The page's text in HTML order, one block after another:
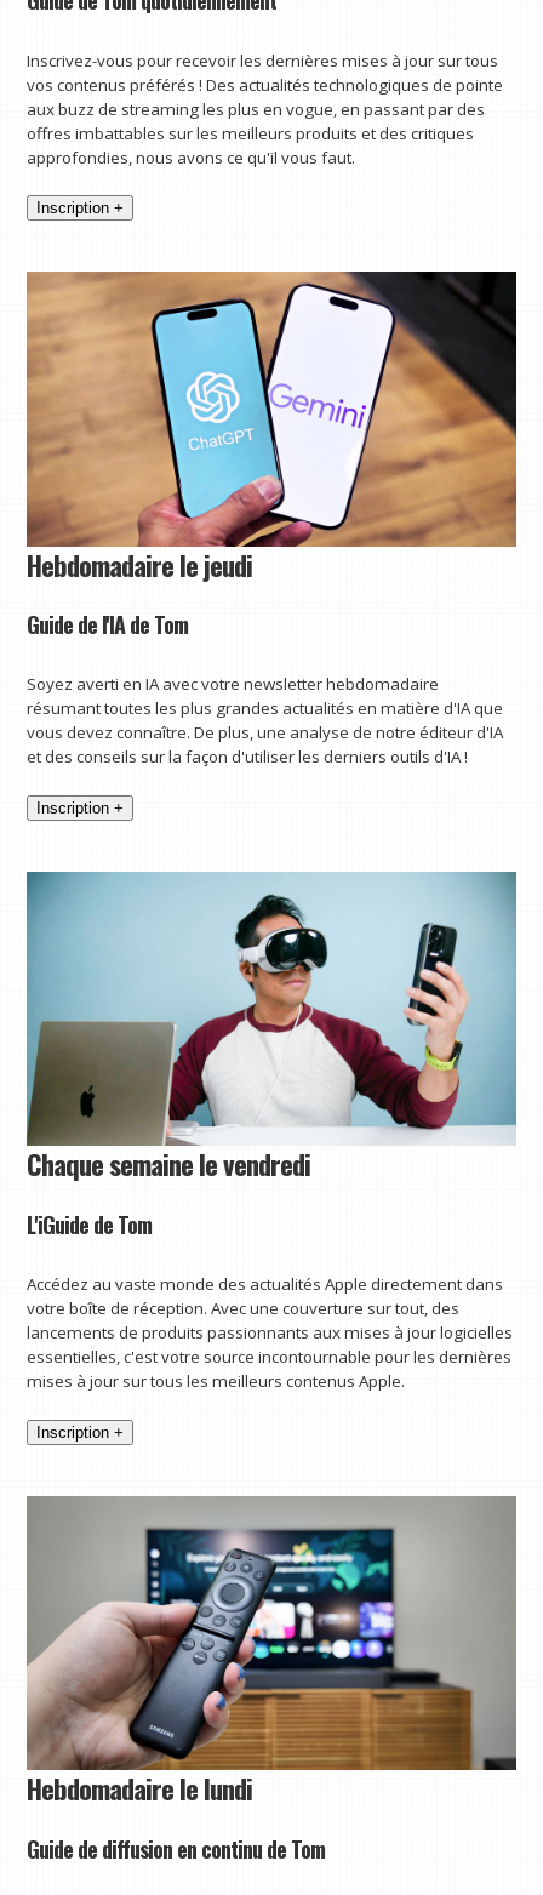
Inscrivez-vous pour recevoir les dernières mises à jour sur tous
vos contenus préférés ! Des actualités technologiques de pointe
aux buzz de streaming les plus en vogue, en passant par des
offres imbattables sur les meilleurs produits et des critiques
approfondies, nous avons ce qu'il vous faut.
Inscription +
Hebdomadaire le jeudi
Guide de l'IA de Tom
Soyez averti en IA avec votre newsletter hebdomadaire
résumant toutes les plus grandes actualités en matière d'IA que
vous devez connaître. De plus, une analyse de notre éditeur d'IA
et des conseils sur la façon d'utiliser les derniers outils d'IA !
Inscription +
Chaque semaine le vendredi
L'iGuide de Tom
Accédez au vaste monde des actualités Apple directement dans
votre boîte de réception. Avec une couverture sur tout, des
lancements de produits passionnants aux mises à jour logicielles
essentielles, c'est votre source incontournable pour les dernières
mises à jour sur tous les meilleurs contenus Apple.
Inscription +
Hebdomadaire le lundi
Guide de diffusion en continu de Tom